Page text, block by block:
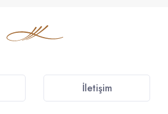
İletişim